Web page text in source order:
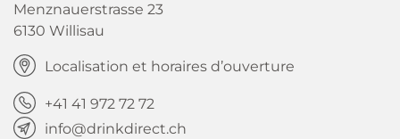
Menznauerstrasse 23
6130 Willisau
Localisation et horaires d’ouverture
+41 41 972 72 72
info@drinkdirect.ch